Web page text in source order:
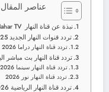
عناصر المقال
نبذة عن قناة النهار AL Nahar TV
تردد قنوات النهار الجديد 2025
تردد قناة النهار دراما 2026
تردد قناة النهار بث مباشر اليوم
تردد قناة النهار سينما 2026
تردد قناة النهار نور 2026
تردد قناة النهار الرياضية 2026